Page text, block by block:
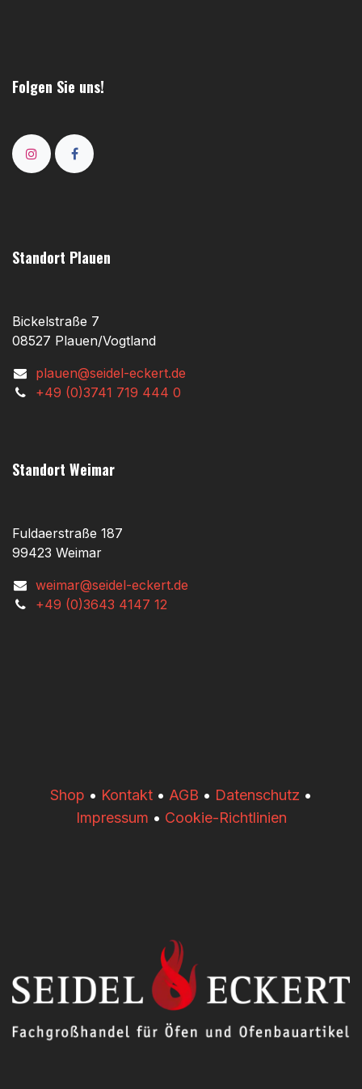
Folgen Sie uns!
Standort Plauen
Bickelstraße 7
08527 Plauen/Vogtland
plauen@seidel-eckert.de
+49 (0)3741 719 444 0
Standort Weimar
Fuldaerstraße 187
99423 Weimar
weimar@seidel-eckert.de
+49 (0)3643 4147 12
​​Shop • Kontakt • AGB • Datenschutz •
Impressum • Cookie-Richtlinien